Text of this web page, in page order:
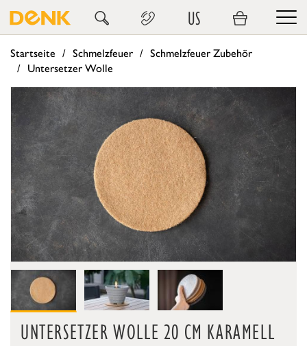
US
Startseite Schmelzfeuer
Schmelzfeuer Zubehör
Untersetzer Wolle
UNTERSETZER WOLLE 20 CM KARAMELL